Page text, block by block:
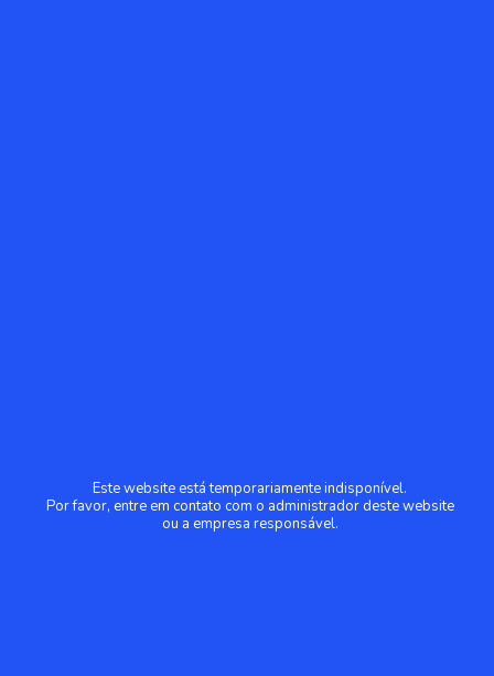
Este website está temporariamente indisponível.
Por favor, entre em contato com o administrador deste website
ou a empresa responsável.